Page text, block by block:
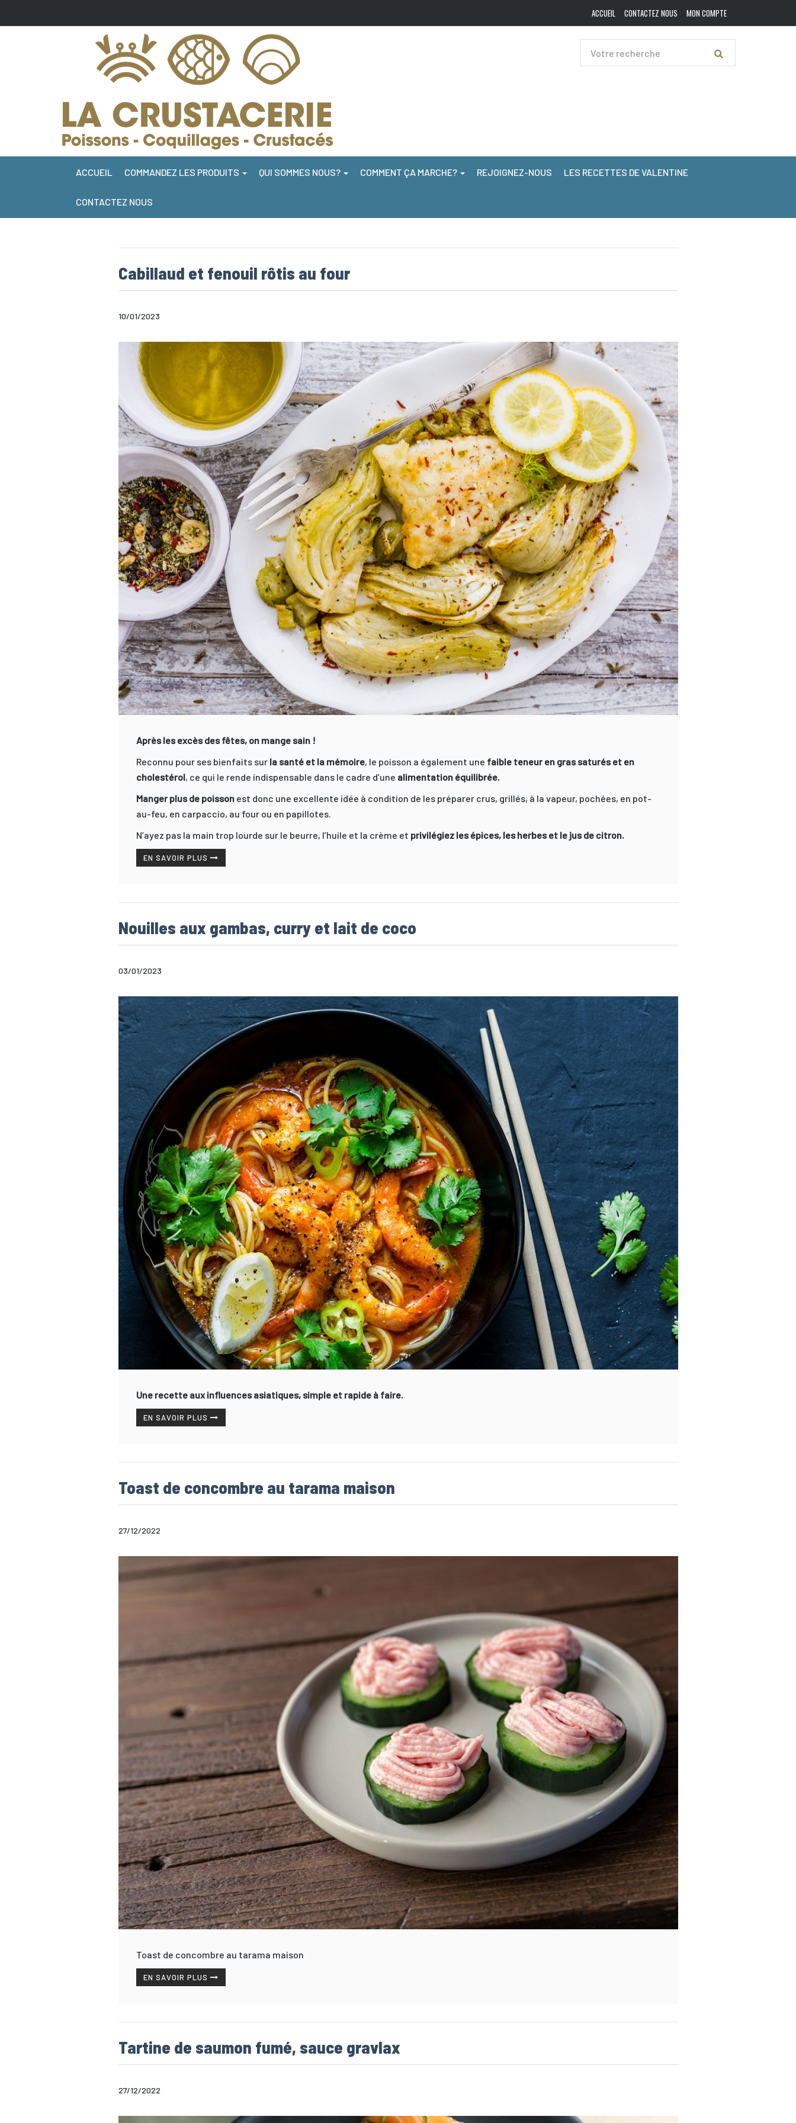
ACCUEIL CONTACTEZ NOUS MON COMPTE
ACCUEIL COMMANDEZ LES PRODUITS QUI SOMMES NOUS? COMMENT ÇA MARCHE? REJOIGNEZ-NOUS LES RECETTES DE VALENTINE
CONTACTEZ NOUS
Cabillaud et fenouil rôtis au four
10/01/2023
Après les excès des fêtes, on mange sain !
Reconnu pour ses bienfaits sur la santé et la mémoire, le poisson a également une faible teneur en gras saturés et en
cholestérol, ce qui le rende indispensable dans le cadre d’une alimentation équilibrée.
Manger plus de poisson est donc une excellente idée à condition de les préparer crus, grillés, à la vapeur, pochées, en pot-
au-feu, en carpaccio, au four ou en papillotes.
N’ayez pas la main trop lourde sur le beurre, l’huile et la crème et privilégiez les épices, les herbes et le jus de citron.
EN SAVOIR PLUS
Nouilles aux gambas, curry et lait de coco
03/01/2023
Une recette aux influences asiatiques, simple et rapide à faire.
EN SAVOIR PLUS
Toast de concombre au tarama maison
27/12/2022
Toast de concombre au tarama maison
EN SAVOIR PLUS
Tartine de saumon fumé, sauce gravlax
27/12/2022